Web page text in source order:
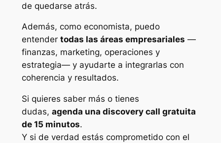
de quedarse atrás.
Además, como economista, puedo
entender todas las áreas empresariales —
finanzas, marketing, operaciones y
estrategia— y ayudarte a integrarlas con
coherencia y resultados.
Si quieres saber más o tienes
dudas, agenda una discovery call gratuita
de 15 minutos.
Y si de verdad estás comprometido con el